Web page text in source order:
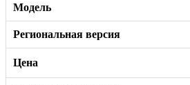
Модель
Региональная версия
Цена